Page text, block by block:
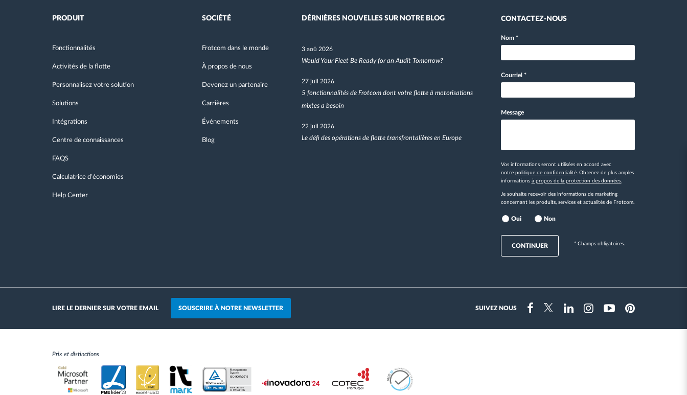
PRODUIT
Fonctionnalités
Activités de la flotte
Personnalisez votre solution
Solutions
Intégrations
Centre de connaissances
FAQS
Calculatrice d’économies
Help Center
SOCIÉTÉ
Frotcom dans le monde
À propos de nous
Devenez un partenaire
Carrières
Événements
Blog
DÉRNIÈRES NOUVELLES SUR NOTRE BLOG
3 aoû 2026
Would Your Fleet Be Ready for an Audit Tomorrow?
27 juil 2026
5 fonctionnalités de Frotcom dont votre flotte à motorisations
mixtes a besoin
22 juil 2026
Le défi des opérations de flotte transfrontalières en Europe
CONTACTEZ-NOUS
Nom *
Courriel *
Message
Vos informations seront utilisées en accord avec
notre politique de confidentialité. Obtenez de plus amples
informations à propos de la protection des données.
Je souhaite recevoir des informations de marketing
concernant les produits, services et actualités de Frotcom.
Oui Non
CONTINUER * Champs obligatoires.
LIRE LE DERNIER SUR VOTRE EMAIL SOUSCRIRE À NOTRE NEWSLETTER SUIVEZ NOUS
FacebookTwitterLinkedinInstragramYoutubePinterest
Prix et distinctions